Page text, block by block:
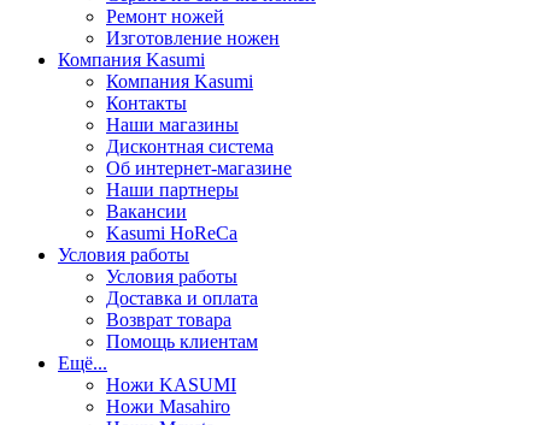
Ремонт ножей
Изготовление ножен
Компания Kasumi
Компания Kasumi
Контакты
Наши магазины
Дисконтная система
Об интернет-магазине
Наши партнеры
Вакансии
Kasumi HoReCa
Условия работы
Условия работы
Доставка и оплата
Возврат товара
Помощь клиентам
Ещё...
Ножи KASUMI
Ножи Masahiro